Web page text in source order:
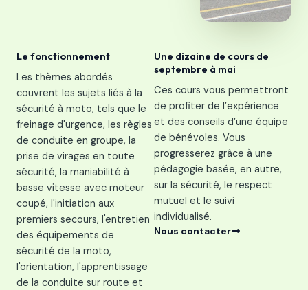
Le fonctionnement
Les thèmes abordés
couvrent les sujets liés à la
sécurité à moto, tels que le
freinage d'urgence, les règles
de conduite en groupe, la
prise de virages en toute
sécurité, la maniabilité à
basse vitesse avec moteur
coupé, l'initiation aux
premiers secours, l'entretien
des équipements de
sécurité de la moto,
l'orientation, l'apprentissage
de la conduite sur route et
Une dizaine de cours de
septembre à mai
Ces cours vous permettront
de profiter de l’expérience
et des conseils d’une équipe
de bénévoles. Vous
progresserez grâce à une
pédagogie basée, en autre,
sur la sécurité, le respect
mutuel et le suivi
individualisé.
Nous contacter